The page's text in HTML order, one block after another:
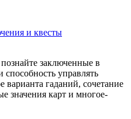
и квесты
заключенные в
управлять
гаданий, сочетание
значения карт и многое-